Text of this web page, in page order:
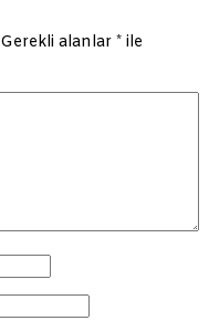
Gerekli alanlar * ile